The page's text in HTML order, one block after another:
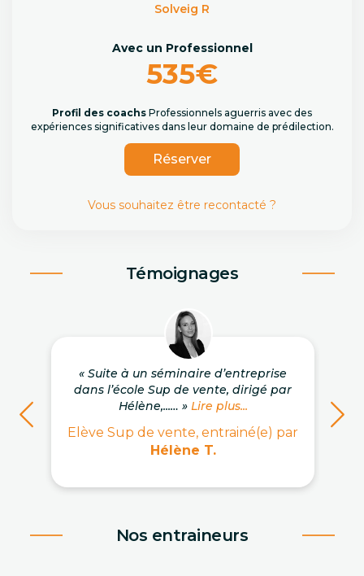
Solveig R
Avec un Professionnel
535€
Profil des coachs Professionnels aguerris avec des
expériences significatives dans leur domaine de prédilection.
Réserver
Vous souhaitez être recontacté ?
Témoignages
« Suite à un séminaire d’entreprise
dans l’école Sup de vente, dirigé par
Hélène,...… » Lire plus...
Elève Sup de vente, entrainé(e) par
Hélène T.
Nos entraineurs